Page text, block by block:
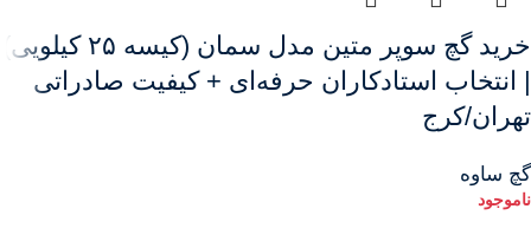
خرید گچ سوپر متین مدل سمان (کیسه ۲۵ کیلویی)
| انتخاب استادکاران حرفه‌ای + کیفیت صادراتی
تهران/کرج
گچ ساوه